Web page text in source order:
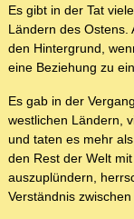
Es gibt in der Tat
Ländern des Ostens.
den Hintergrund,
eine Beziehung zu
Es gab in der
westlichen Ländern,
und taten es mehr
den Rest der Welt
auszuplündern,
Verständnis